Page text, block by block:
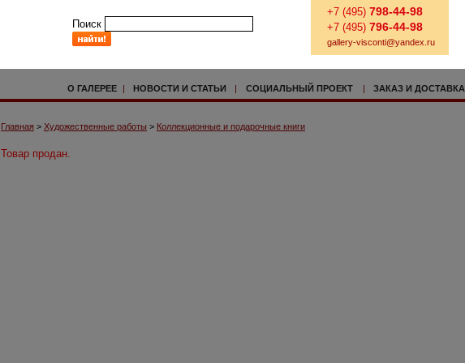
Поиск
+7 (495) 798-44-98
+7 (495) 796-44-98
gallery-visconti@yandex.ru
О ГАЛЕРЕЕ | НОВОСТИ И СТАТЬИ | СОЦИАЛЬНЫЙ ПРОЕКТ | ЗАКАЗ И ДОСТАВКА
Главная > Художественные работы > Коллекционные и подарочные книги
Товар продан.